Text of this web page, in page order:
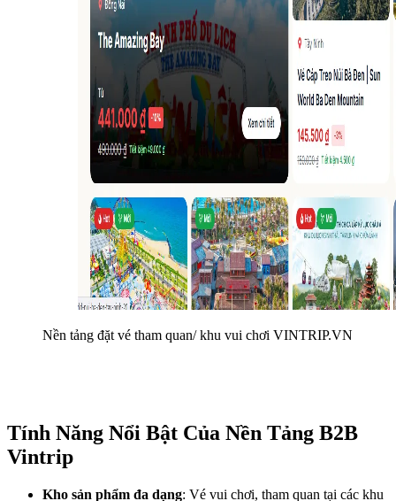
Tính Năng Nổi Bật Của Nền Tảng B2B
Vintrip
Kho sản phẩm đa dạng: Vé vui chơi, tham quan tại các khu